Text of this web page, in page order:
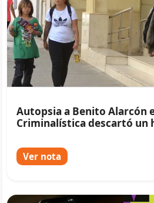
Autopsia a Benito Alarcón
Criminalística descartó un
Ver nota